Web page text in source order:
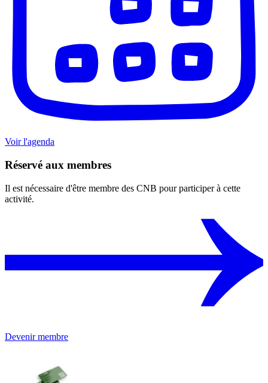
Voir l'agenda
Réservé aux membres
Il est nécessaire d'être membre des CNB pour participer à cette
activité.
Devenir membre